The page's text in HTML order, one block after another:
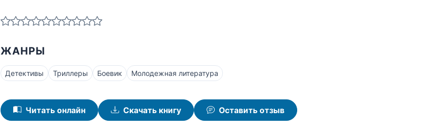
ЖАНРЫ
Детективы Триллеры Боевик Молодежная литература
Читать онлайн Скачать книгу Оставить отзыв